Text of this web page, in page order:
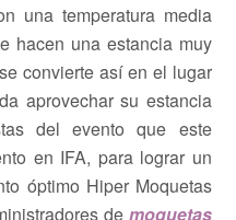
una temperatura media
hacen una estancia muy
convierte así en el lugar
aprovechar su estancia
del evento que este
en IFA, para lograr un
óptimo Hiper Moquetas
de moquetas